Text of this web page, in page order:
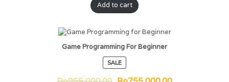
Add to cart
Game Programming For Beginner
SALE